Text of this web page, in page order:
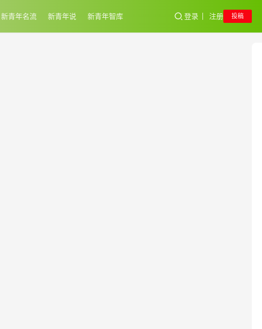
新青年名流 新青年说 新青年智库 登录 注册 投稿